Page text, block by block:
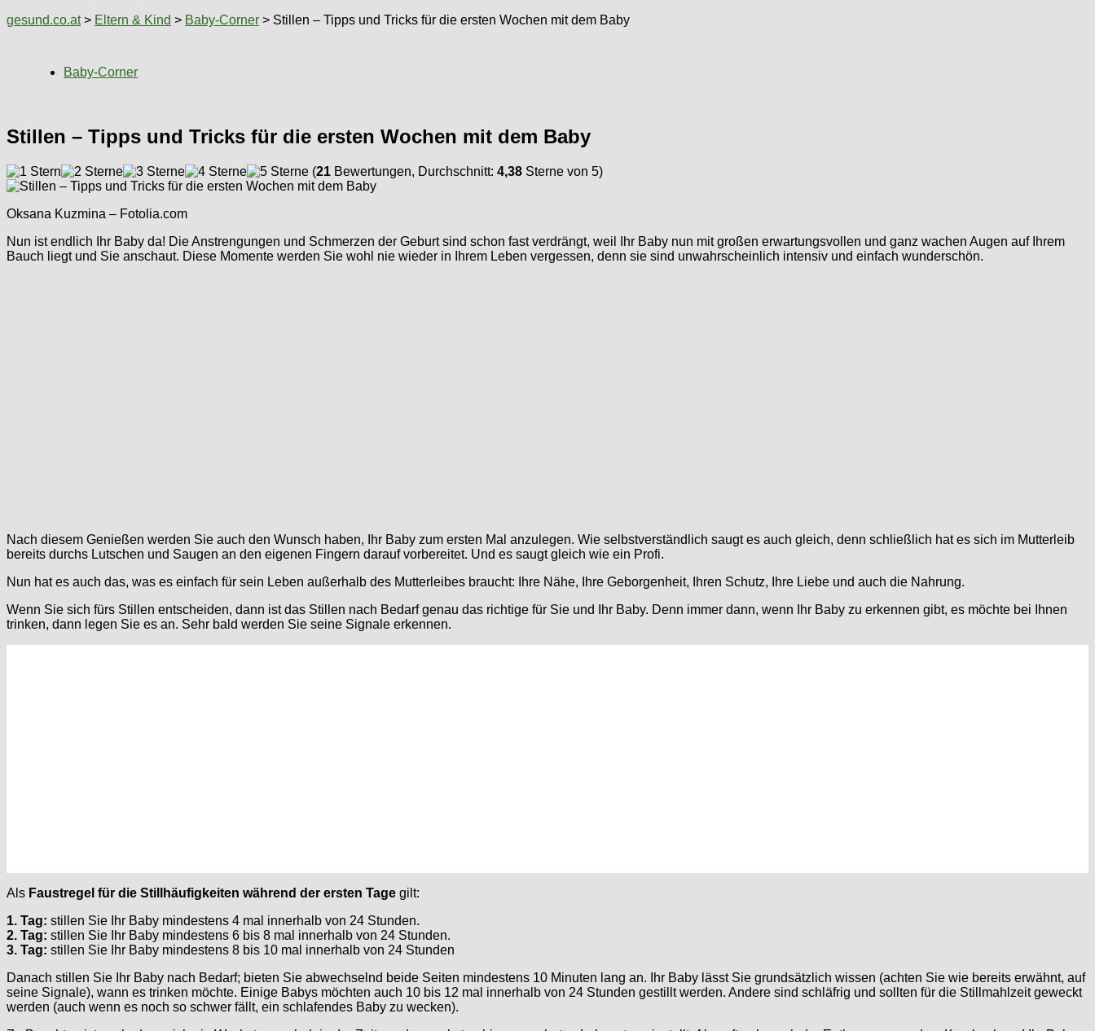
gesund.co.at> Eltern & Kind > Baby-Corner > Stillen – Tipps und Tricks für die ersten Wochen mit dem Baby
Baby-Corner
Stillen – Tipps und Tricks für die ersten Wochen mit dem Baby
(21 Bewertungen, Durchschnitt: 4,38 Sterne von 5)
Oksana Kuzmina – Fotolia.com
Nun ist endlich Ihr Baby da! Die Anstrengungen und Schmerzen der Geburt sind schon fast verdrängt, weil Ihr Baby nun mit großen erwartungsvollen und ganz wachen Augen auf Ihrem
Bauch liegt und Sie anschaut. Diese Momente werden Sie wohl nie wieder in Ihrem Leben vergessen, denn sie sind unwahrscheinlich intensiv und einfach wunderschön.
Nach diesem Genießen werden Sie auch den Wunsch haben, Ihr Baby zum ersten Mal anzulegen. Wie selbstverständlich saugt es auch gleich, denn schließlich hat es sich im Mutterleib
bereits durchs Lutschen und Saugen an den eigenen Fingern darauf vorbereitet. Und es saugt gleich wie ein Profi.
Nun hat es auch das, was es einfach für sein Leben außerhalb des Mutterleibes braucht: Ihre Nähe, Ihre Geborgenheit, Ihren Schutz, Ihre Liebe und auch die Nahrung.
Wenn Sie sich fürs Stillen entscheiden, dann ist das Stillen nach Bedarf genau das richtige für Sie und Ihr Baby. Denn immer dann, wenn Ihr Baby zu erkennen gibt, es möchte bei Ihnen
trinken, dann legen Sie es an. Sehr bald werden Sie seine Signale erkennen.
Als Faustregel für die Stillhäufigkeiten während der ersten Tage gilt:
1. Tag: stillen Sie Ihr Baby mindestens 4 mal innerhalb von 24 Stunden.
2. Tag: stillen Sie Ihr Baby mindestens 6 bis 8 mal innerhalb von 24 Stunden.
3. Tag: stillen Sie Ihr Baby mindestens 8 bis 10 mal innerhalb von 24 Stunden
Danach stillen Sie Ihr Baby nach Bedarf; bieten Sie abwechselnd beide Seiten mindestens 10 Minuten lang an. Ihr Baby lässt Sie grundsätzlich wissen (achten Sie wie bereits erwähnt, auf
seine Signale), wann es trinken möchte. Einige Babys möchten auch 10 bis 12 mal innerhalb von 24 Stunden gestillt werden. Andere sind schläfrig und sollten für die Stillmahlzeit geweckt
werden (auch wenn es noch so schwer fällt, ein schlafendes Baby zu wecken).